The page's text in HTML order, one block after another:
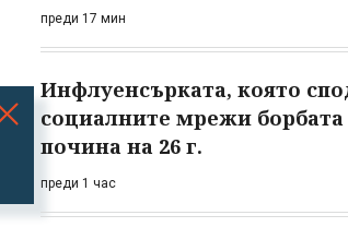
преди 17 мин
Инфлуенсърката, която
социалните мрежи борбата
почина на 26 г.
преди 1 час